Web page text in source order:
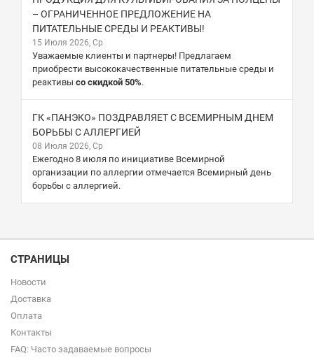
– ОГРАНИЧЕННОЕ ПРЕДЛОЖЕНИЕ НА
ПИТАТЕЛЬНЫЕ СРЕДЫ И РЕАКТИВЫ!
15 Июля 2026, Ср
Уважаемые клиенты и партнеры! Предлагаем
приобрести высококачественные питательные среды и
реактивы со скидкой 50%.
ГК «ПАНЭКО» ПОЗДРАВЛЯЕТ С ВСЕМИРНЫМ ДНЕМ
БОРЬБЫ С АЛЛЕРГИЕЙ
08 Июля 2026, Ср
Ежегодно 8 июля по инициативе Всемирной
организации по аллергии отмечается Всемирный день
борьбы с аллергией.
СТРАНИЦЫ
Новости
Доставка
Оплата
Контакты
FAQ: Часто задаваемые вопросы